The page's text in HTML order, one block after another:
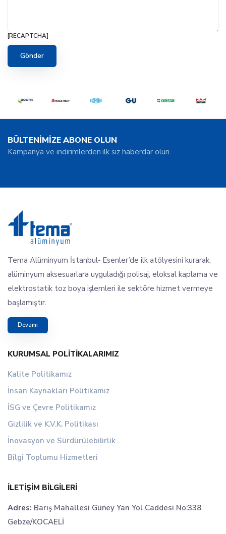
[RECAPTCHA]
BÜLTENİMİZE ABONE OLUN
Kampanya ve indirimlerden ilk siz haberdar olun.
Tema Alüminyum İstanbul- Esenler’de ilk atölyesini kurarak;
alüminyum aksesuarlara uyguladığı polisaj, eloksal kaplama ve
elektrostatik toz boya işlemleri ile sektöre hizmet vermeye
başlamıştır.
Devamı
KURUMSAL POLITIKALARIMIZ
Kalite Politikamız
İnsan Kaynakları Politikamız
İSG ve Çevre Politikamız
Gizlilik ve K.V.K. Politikası
İnovasyon ve Sürdürülebilirlik
Bilgi Toplumu Hizmetleri
İLETIŞIM BILGILERI
Adres: Barış Mahallesi Güney Yan Yol Caddesi No:338
Gebze/KOCAELİ